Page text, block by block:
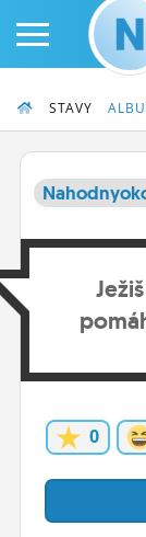
STAVY
0